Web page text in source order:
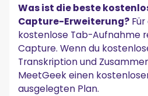
Was ist die beste
Capture-Erweiterung?
kostenlose Tab-Aufnahme
Capture. Wenn du
Transkription und
MeetGeek einen
ausgelegten Plan.